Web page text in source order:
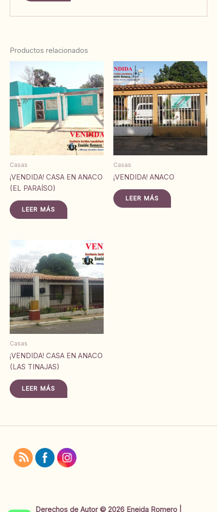
Productos relacionados
Casas
¡VENDIDA! CASA EN ANACO
(EL PARAÍSO)
LEER MÁS
Casas
¡VENDIDA! ANACO
LEER MÁS
Casas
¡VENDIDA! CASA EN ANACO
(LAS TINAJAS)
LEER MÁS
Derechos de Autor © 2026 Eneida Romero |